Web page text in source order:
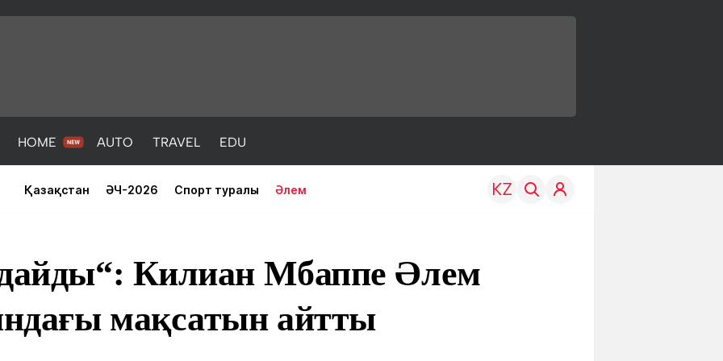
HOME AUTO TRAVEL EDU
Қазақстан ӘЧ-2026 Спорт туралы Әлем
AUTO
Килиан Мбаппе Әлем
мақсатын айтты